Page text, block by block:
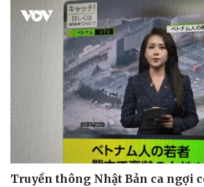
Truyền thông Nhật Bản ca ngợi